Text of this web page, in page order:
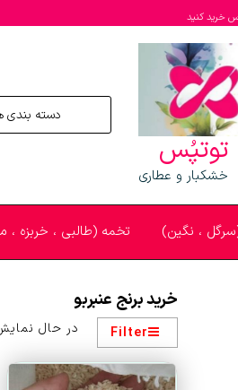
خرید کنید
توتپُس
خشکبار و عطاری
، نگین) تخمه (طالبی ، خربزه ،
خرید برنج عنبربو
Filter در حال